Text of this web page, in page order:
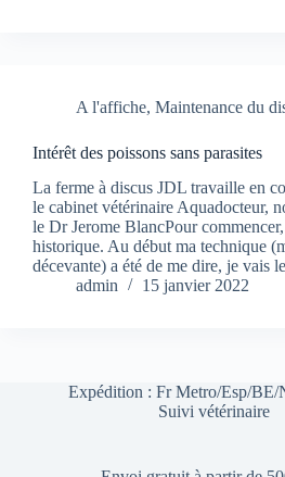
A l'affiche, Maintenance du
Intérêt des poissons sans parasites
La ferme à discus JDL travaille en
le cabinet vétérinaire Aquadocteur,
le Dr Jerome BlancPour
historique. Au début ma technique
décevante) a été de me dire, je vais
admin
15 janvier 2022
Expédition : Fr Metro/Esp/
Suivi vétérinaire